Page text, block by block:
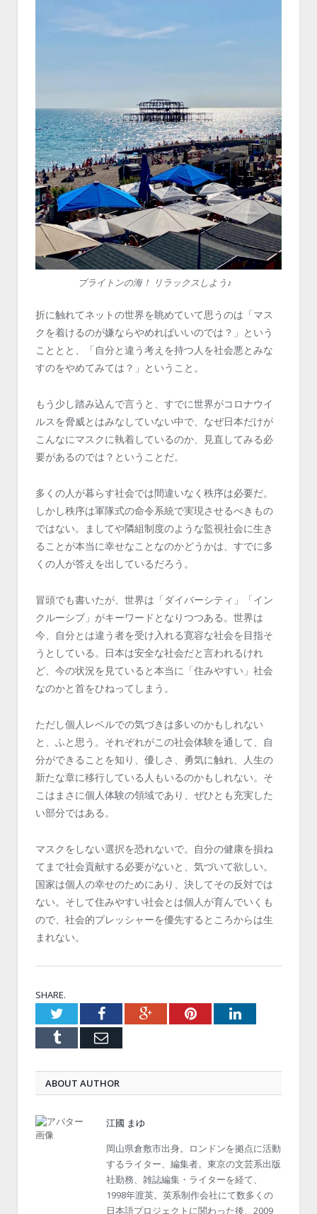
ブライトンの海！ リラックスしよう♪
折に触れてネットの世界を眺めていて思うのは「マス
クを着けるのが嫌ならやめればいいのでは？」という
こととと、「自分と違う考えを持つ人を社会悪とみな
すのをやめてみては？」ということ。
もう少し踏み込んで言うと、すでに世界がコロナウイ
ルスを脅威とはみなしていない中で、なぜ日本だけが
こんなにマスクに執着しているのか、見直してみる必
要があるのでは？ということだ。
多くの人が暮らす社会では間違いなく秩序は必要だ。
しかし秩序は軍隊式の命令系統で実現させるべきもの
ではない。ましてや隣組制度のような監視社会に生き
ることが本当に幸せなことなのかどうかは、すでに多
くの人が答えを出しているだろう。
冒頭でも書いたが、世界は「ダイバーシティ」「イン
クルーシブ」がキーワードとなりつつある。世界は
今、自分とは違う者を受け入れる寛容な社会を目指そ
うとしている。日本は安全な社会だと言われるけれ
ど、今の状況を見ていると本当に「住みやすい」社会
なのかと首をひねってしまう。
ただし個人レベルでの気づきは多いのかもしれない
と、ふと思う。それぞれがこの社会体験を通して、自
分ができることを知り、優しさ、勇気に触れ、人生の
新たな章に移行している人もいるのかもしれない。そ
こはまさに個人体験の領域であり、ぜひとも充実した
い部分ではある。
マスクをしない選択を恐れないで。自分の健康を損ね
てまで社会貢献する必要がないと、気づいて欲しい。
国家は個人の幸せのためにあり、決してその反対では
ない。そして住みやすい社会とは個人が育んでいくも
ので、社会的プレッシャーを優先するところからは生
まれない。
SHARE.
TwitterFacebookGoogle+PinterestLinkedIn
Tumblr Email
ABOUT AUTHOR
江國 まゆ
岡山県倉敷市出身。ロンドンを拠点に活動
するライター、編集者。東京の文芸系出版
社勤務、雑誌編集・ライターを経て、
1998年渡英。英系制作会社にて数多くの
日本語プロジェクトに関わった後、2009